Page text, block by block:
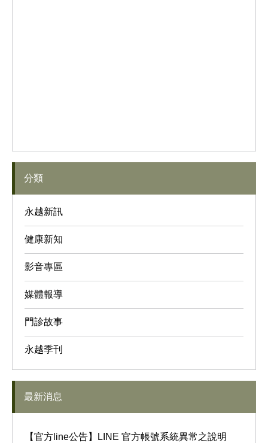
分類
永越新訊
健康新知
影音專區
媒體報導
門診故事
永越季刊
最新消息
【官方line公告】LINE 官方帳號系統異常之說明